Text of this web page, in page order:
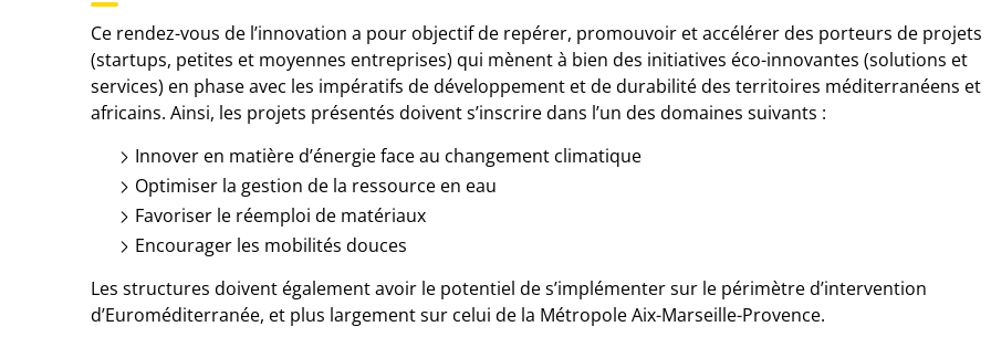
Ce rendez-vous de l’innovation a pour objectif de repérer, promouvoir et accélérer des porteurs de projets
(startups, petites et moyennes entreprises) qui mènent à bien des initiatives éco-innovantes (solutions et
services) en phase avec les impératifs de développement et de durabilité des territoires méditerranéens et
africains. Ainsi, les projets présentés doivent s’inscrire dans l’un des domaines suivants :
Innover en matière d’énergie face au changement climatique
Optimiser la gestion de la ressource en eau
Favoriser le réemploi de matériaux
Encourager les mobilités douces
Les structures doivent également avoir le potentiel de s’implémenter sur le périmètre d’intervention
d’Euroméditerranée, et plus largement sur celui de la Métropole Aix-Marseille-Provence.